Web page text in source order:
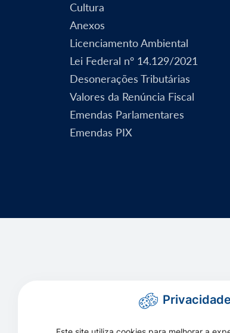
Cultura
Anexos
Licenciamento Ambiental
Lei Federal nº 14.129/2021
Desonerações Tributárias
Valores da Renúncia Fiscal
Emendas Parlamentares
Emendas PIX
Privacidade